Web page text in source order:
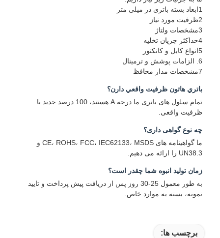
1ابعاد بسته باتری در میلی متر
2ظرفیت مورد نیاز
3مشخصات ولتاژ
4حداکثر جریان تخلیه
5انواع کابل و کانکتور
6. الزامات پوشش و ترمینال
7مشخصات مدار محافظ
باتري هاتون ظرفیت واقعي دارن؟
تمام سلول های باتری ما درجه A هستند، 100 درصد جدید با
ظرفیت واقعی.
چه نوع گواهی داری؟
ما گواهینامه های CE، ROHS، FCC، IEC62133، MSDS و
UN38.3 را ارائه می دهیم.
زمان تولید انبوه شما چقدر است؟
به طور معمول 25-30 روز پس از دریافت پیش پرداخت و تایید
نمونه، بسته به موارد خاص.
برچسب ها: